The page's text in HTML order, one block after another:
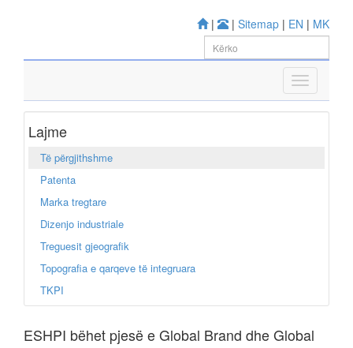
| | Sitemap | EN | MK
Lajme
Të përgjithshme
Patenta
Marka tregtare
Dizenjo industriale
Treguesit gjeografik
Topografia e qarqeve të integruara
TKPI
ESHPI bëhet pjesë e Global Brand dhe Global